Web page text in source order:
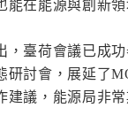
在能源與創新
臺荷會議已成
討會，展延了
議，能源局非